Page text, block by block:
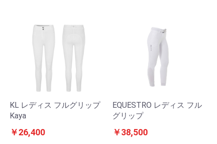
KL レディス フルグリップ
Kaya
￥26,400
EQUESTRO レディス フル
グリップ
￥38,500